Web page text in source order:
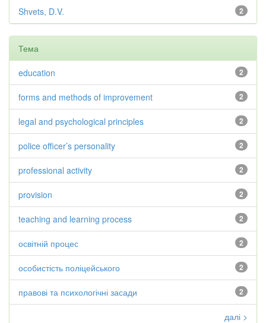
2
Shvets, D.V.
Тема
2
education
2
forms and methods of improvement
2
legal and psychological principles
2
police officer’s personality
2
professional activity
2
provision
2
teaching and learning process
2
освітній процес
2
особистість поліцейського
2
правові та психологічні засади
далі >